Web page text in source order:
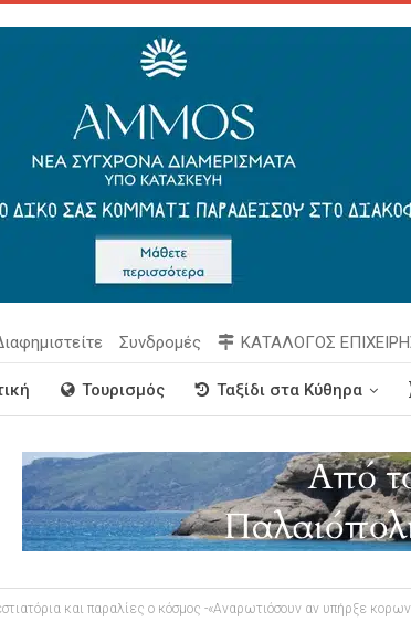
Συνδρομές ΚΑΤΑΛΟΓΟΣ
Τουρισμός Ταξίδι στα Κύθηρα
και παραλίες ο κόσμος -«Αναρωτιόσουν αν υπήρξε